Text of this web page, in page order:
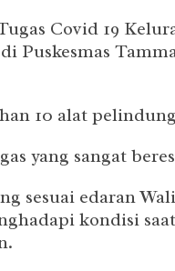
Covid 19
Puskesmas
10 alat
yang sangat
sesuai edaran
kondisi